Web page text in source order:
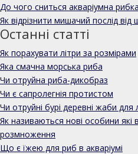
До чого сниться акваріумна рибка
Як відрізнити мишачий послід від
Останні статті
Як порахувати літри за розмірами
Яка смачна морська риба
Чи отруйна риба-дикобраз
Чи є сапролегнія протистом
Чи отруйні бурі деревні жаби для
Як називаються нові особини які
розмноження
Що є їжею для риб в акваріумі